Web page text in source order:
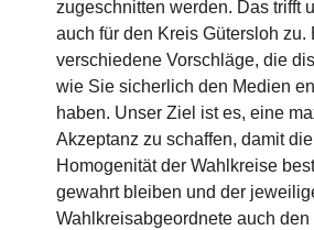
zugeschnitten werden. Das trifft
auch für den Kreis Gütersloh zu.
verschiedene Vorschläge, die
wie Sie sicherlich den Medien
haben. Unser Ziel ist es, eine
Akzeptanz zu schaffen, damit
Homogenität der Wahlkreise
gewahrt bleiben und der
Wahlkreisabgeordnete auch